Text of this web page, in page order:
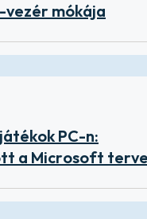
mókája
PC-n:
a Microsoft terve